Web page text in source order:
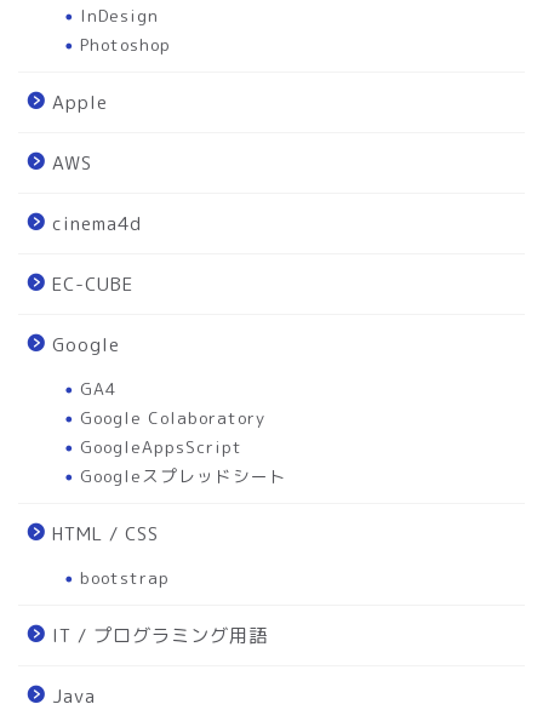
InDesign
Photoshop
Apple
AWS
cinema4d
EC-CUBE
Google
GA4
Google Colaboratory
GoogleAppsScript
Googleスプレッドシート
HTML / CSS
bootstrap
IT / プログラミング用語
Java